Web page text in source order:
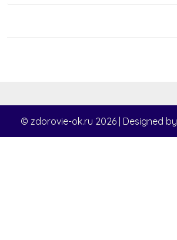
© zdorovie-ok.ru 2026 Designed by